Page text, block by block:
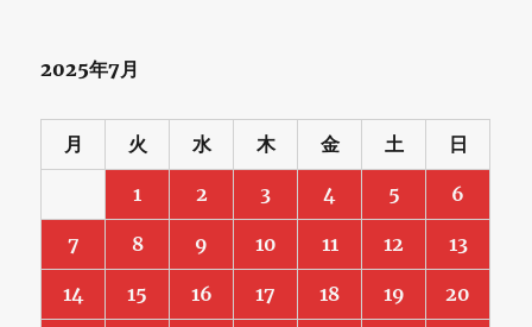
2025年7月
月 火 水 木 金 土 日
1 2 3 4 5 6
7 8 9 10 11 12 13
14 15 16 17 18 19 20